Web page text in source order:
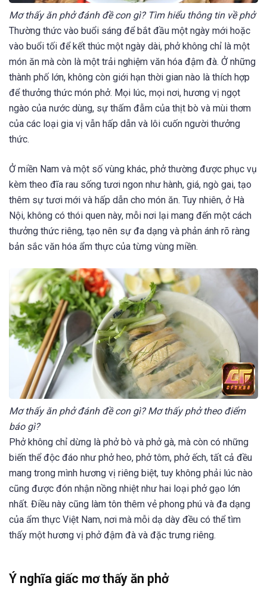
Mơ thấy ăn phở đánh đề con gì? Tìm hiểu thông tin về phở
Thường thức vào buổi sáng để bắt đầu một ngày mới hoặc
vào buổi tối để kết thúc một ngày dài, phở không chỉ là một
món ăn mà còn là một trải nghiệm văn hóa đậm đà. Ở những
thành phố lớn, không còn giới hạn thời gian nào là thích hợp
để thưởng thức món phở. Mọi lúc, mọi nơi, hương vị ngọt
ngào của nước dùng, sự thấm đẫm của thịt bò và mùi thơm
của các loại gia vị vẫn hấp dẫn và lôi cuốn người thưởng
thức.
Ở miền Nam và một số vùng khác, phở thường được phục vụ
kèm theo đĩa rau sống tươi ngon như hành, giá, ngò gai, tạo
thêm sự tươi mới và hấp dẫn cho món ăn. Tuy nhiên, ở Hà
Nội, không có thói quen này, mỗi nơi lại mang đến một cách
thưởng thức riêng, tạo nên sự đa dạng và phản ánh rõ ràng
bản sắc văn hóa ẩm thực của từng vùng miền.
Mơ thấy ăn phở đánh đề con gì? Mơ thấy phở theo điểm
báo gì?
Phở không chỉ dừng là phở bò và phở gà, mà còn có những
biến thể độc đáo như phở heo, phở tôm, phở ếch, tất cả đều
mang trong mình hương vị riêng biệt, tuy không phải lúc nào
cũng được đón nhận nồng nhiệt như hai loại phở gạo lớn
nhất. Điều này cũng làm tôn thêm vẻ phong phú và đa dạng
của ẩm thực Việt Nam, nơi mà mỗi dạ dày đều có thể tìm
thấy một hương vị phở đậm đà và đặc trưng riêng.
Ý nghĩa giấc mơ thấy ăn phở